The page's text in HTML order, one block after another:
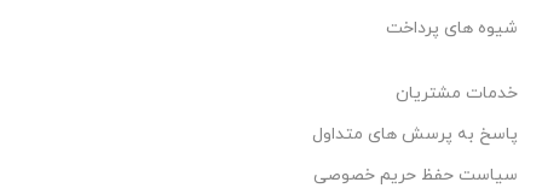
شیوه های پرداخت
خدمات مشتریان
پاسخ به پرسش های متداول
سیاست حفظ حریم خصوصی